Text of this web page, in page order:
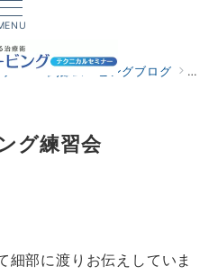
ー 関節ムービングブログ 明
グ練習会
細部に渡りお伝えしていま